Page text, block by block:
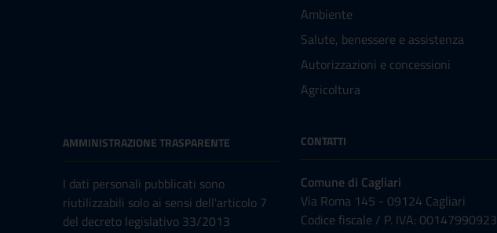
Ambiente
Salute, benessere e assistenza
Autorizzazioni e concessioni
Agricoltura
AMMINISTRAZIONE TRASPARENTE
I dati personali pubblicati sono
riutilizzabili solo ai sensi dell'articolo 7
del decreto legislativo 33/2013
CONTATTI
Comune di Cagliari
Via Roma 145 - 09124 Cagliari
Codice fiscale / P. IVA: 00147990923